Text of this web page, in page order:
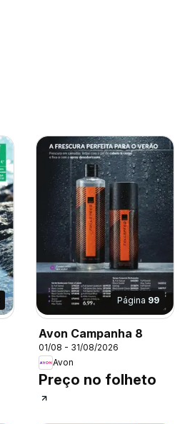
Página 99
Avon Campanha 8
01/08 - 31/08/2026
Avon
Preço no folheto